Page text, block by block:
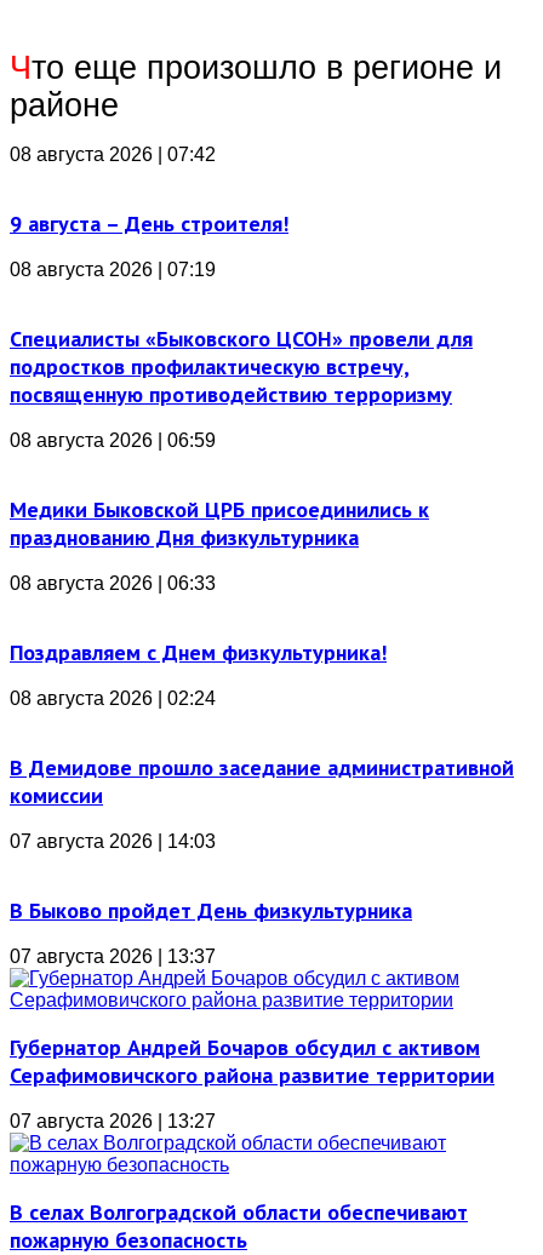
Что еще произошло в регионе и
районе
08 августа 2026 | 07:42
9 августа – День строителя!
08 августа 2026 | 07:19
Специалисты «Быковского ЦСОН» провели для
подростков профилактическую встречу,
посвященную противодействию терроризму
08 августа 2026 | 06:59
Медики Быковской ЦРБ присоединились к
празднованию Дня физкультурника
08 августа 2026 | 06:33
Поздравляем с Днем физкультурника!
08 августа 2026 | 02:24
В Демидове прошло заседание административной
комиссии
07 августа 2026 | 14:03
В Быково пройдет День физкультурника
07 августа 2026 | 13:37
Губернатор Андрей Бочаров обсудил с активом
Серафимовичского района развитие территории
07 августа 2026 | 13:27
В селах Волгоградской области обеспечивают
пожарную безопасность